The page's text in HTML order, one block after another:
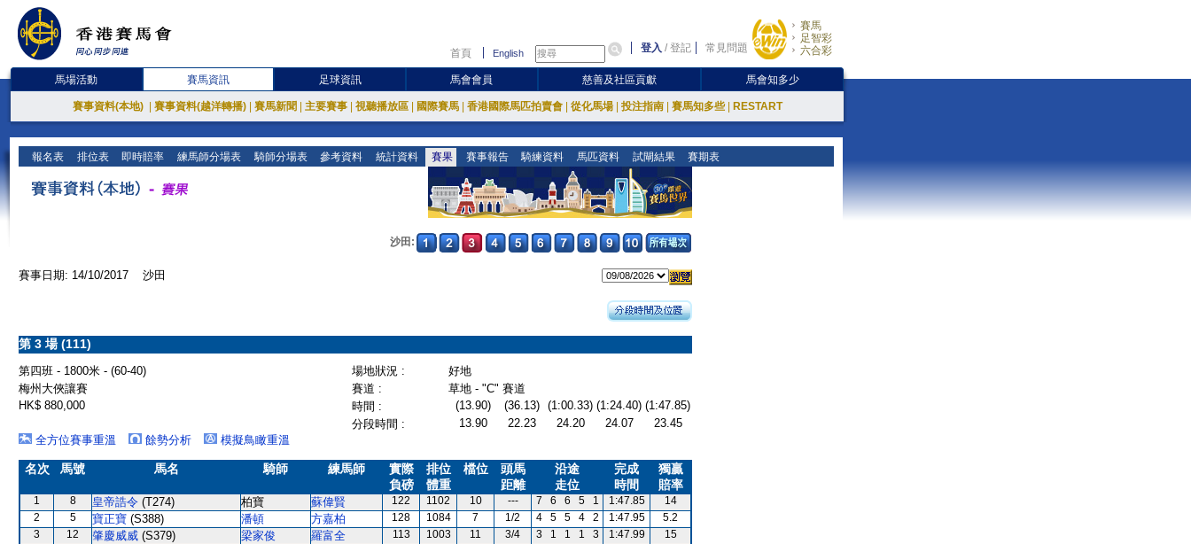
首頁 English 登入 /登記 常見問題
賽馬
足智彩
六合彩
馬場活動 賽馬資訊 足球資訊 馬會會員 慈善及社區貢獻 馬會知多少
賽事資料(本地) 賽事資料(越洋轉播) 賽馬新聞 主要賽事 視聽播放區 國際賽馬 香港國際馬匹拍賣會 從化馬場 投注指南 賽馬知多些 RESTART
報名表 排位表 即時賠率 練馬師分場表 騎師分場表 參考資料 統計資料 賽果 賽事報告 騎練資料 馬匹資料 試閘結果 賽期表
沙田:
賽事日期: 14/10/2017 沙田
第 3 場 (111)
第四班 - 1800米 - (60-40) 場地狀況 :
好地
梅州大俠讓賽
賽道 :
草地 - "C" 賽道
HK$ 880,000
時間 : (13.90) (36.13) (1:00.33) (1:24.40) (1:47.85)
分段時間 :
13.90 22.23 24.20 24.07
23.45
全方位賽事重溫
餘勢分析 模擬鳥瞰重溫
名次 馬號 馬名 騎師 練馬師
實際
負磅
排位
體重
檔位
頭馬
距離
沿途
走位
完成
時間
獨贏
賠率
1 8 皇帝誥令 (T274) 柏寶 蘇偉賢 122 1102 10 --- 7 6 6 5 1 1:47.85
14
2
5 寶正寶 (S388) 潘頓 方嘉柏 128 1084 7 1/2 4 5 5 4 2 1:47.95
5.2
3
12 肇慶威威 (S379) 梁家俊 羅富全 113 1003 11 3/4 3 1 1 1 3 1:47.99
15